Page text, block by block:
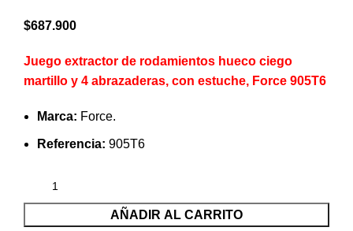
$687.900
Juego extractor de rodamientos hueco ciego
martillo y 4 abrazaderas, con estuche, Force 905T6
Marca: Force.
Referencia: 905T6
AÑADIR AL CARRITO